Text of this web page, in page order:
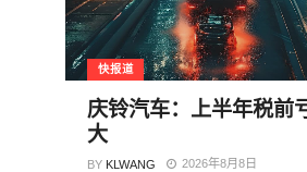
快报道
庆铃汽车：上半年税前
大
BY KLWANG 2026年8月8日